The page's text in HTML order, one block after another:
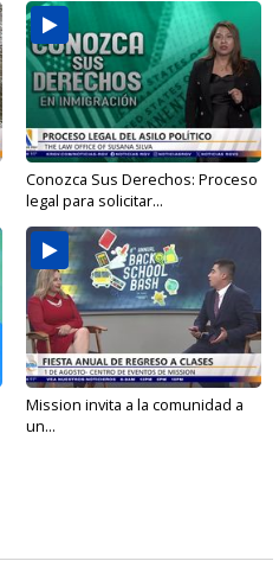
Conozca Sus Derechos: Proceso
legal para solicitar...
Mission invita a la comunidad a
un...